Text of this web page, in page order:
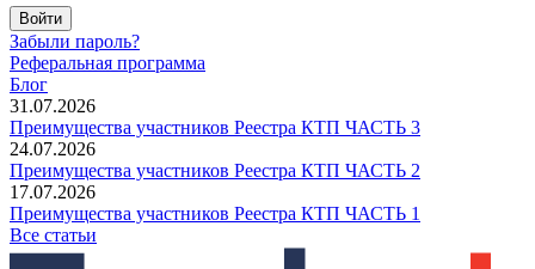
Войти
Забыли пароль?
Реферальная программа
Блог
31.07.2026
Преимущества участников Реестра КТП ЧАСТЬ 3
24.07.2026
Преимущества участников Реестра КТП ЧАСТЬ 2
17.07.2026
Преимущества участников Реестра КТП ЧАСТЬ 1
Все статьи